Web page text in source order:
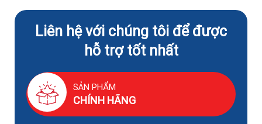
Liên hệ với chúng tôi để được
hỗ trợ tốt nhất
SẢN PHẨM
CHÍNH HÃNG